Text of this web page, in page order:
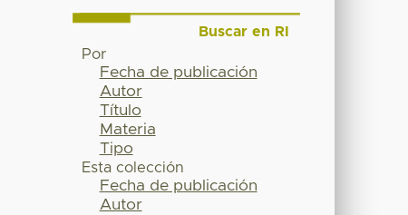
Buscar en RI
Por
Fecha de publicación
Autor
Título
Materia
Tipo
Esta colección
Fecha de publicación
Autor